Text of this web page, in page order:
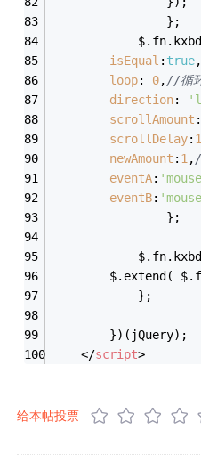
				};
isEqual : true,
loop: 0,//循
direction:
scrollAmount :
scrollDelay: 1
newAmount : 1 ,
eventA:
eventB:
				};
$.extend(
			};
		})(jQuery);
</script>
给本帖投票